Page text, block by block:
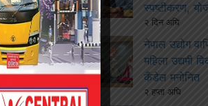
स्पष्टीकरण,
२ दिन अघि
नेपाल उद्योग
महिला उद्यमी
कँडेल मनोनित
२ हप्ता अघि